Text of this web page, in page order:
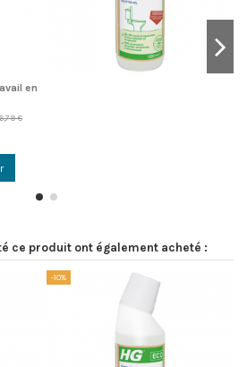
en
6,79 €
ce produit ont également acheté :
-10%